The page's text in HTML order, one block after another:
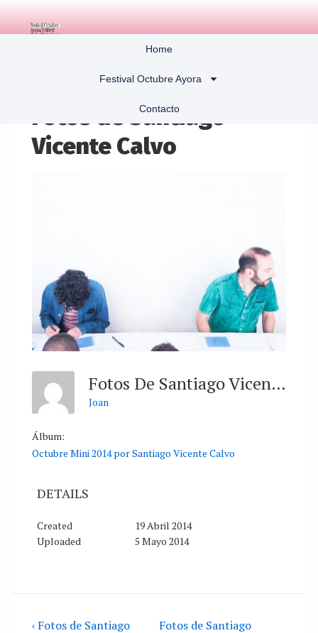
Home
Festival Octubre Ayora
Contacto
Fotos de Santiago
Vicente Calvo
Fotos De Santiago Vicente Calvo
Joan
Álbum:
Octubre Mini 2014 por Santiago Vicente Calvo
DETAILS
Created
19 Abril 2014
Uploaded
5 Mayo 2014
‹ Fotos de Santiago
Fotos de Santiago